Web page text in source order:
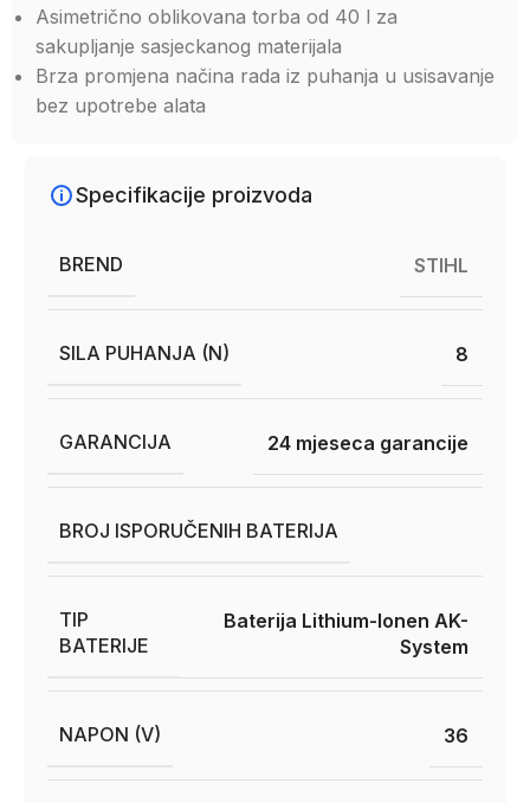
Asimetrično oblikovana torba od 40 l za
sakupljanje sasjeckanog materijala
Brza promjena načina rada iz puhanja u usisavanje
bez upotrebe alata
Specifikacije proizvoda
BREND STIHL
SILA PUHANJA (N) 8
GARANCIJA 24 mjeseca garancije
BROJ ISPORUČENIH BATERIJA
TIP
BATERIJE
Baterija Lithium-Ionen AK-
System
NAPON (V) 36